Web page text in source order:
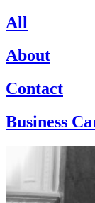
All
About
Contact
Business